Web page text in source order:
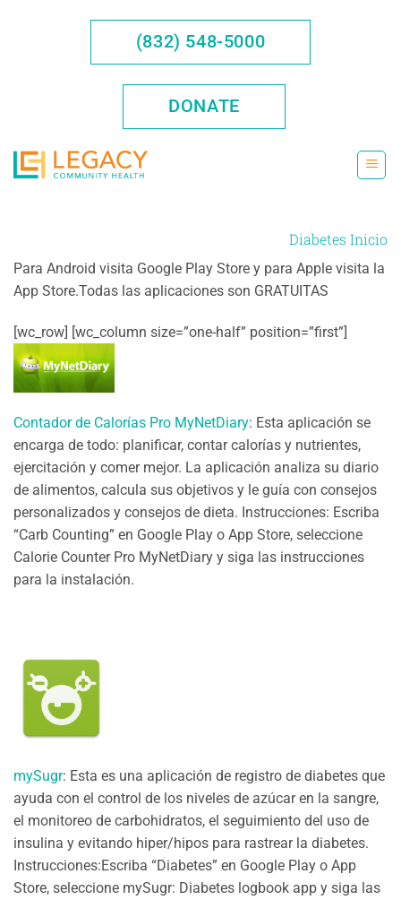
(832) 548-5000
DONATE
Diabetes Inicio
Para Android visita Google Play Store y para Apple visita la
App Store.Todas las aplicaciones son GRATUITAS
[wc_row] [wc_column size=”one-half” position=”first”]
Contador de Calorías Pro MyNetDiary: Esta aplicación se
encarga de todo: planificar, contar calorías y nutrientes,
ejercitación y comer mejor. La aplicación analiza su diario
de alimentos, calcula sus objetivos y le guía con consejos
personalizados y consejos de dieta. Instrucciones: Escriba
“Carb Counting” en Google Play o App Store, seleccione
Calorie Counter Pro MyNetDiary y siga las instrucciones
para la instalación.
mySugr: Esta es una aplicación de registro de diabetes que
ayuda con el control de los niveles de azúcar en la sangre,
el monitoreo de carbohidratos, el seguimiento del uso de
insulina y evitando hiper/hipos para rastrear la diabetes.
Instrucciones:Escriba “Diabetes” en Google Play o App
Store, seleccione mySugr: Diabetes logbook app y siga las